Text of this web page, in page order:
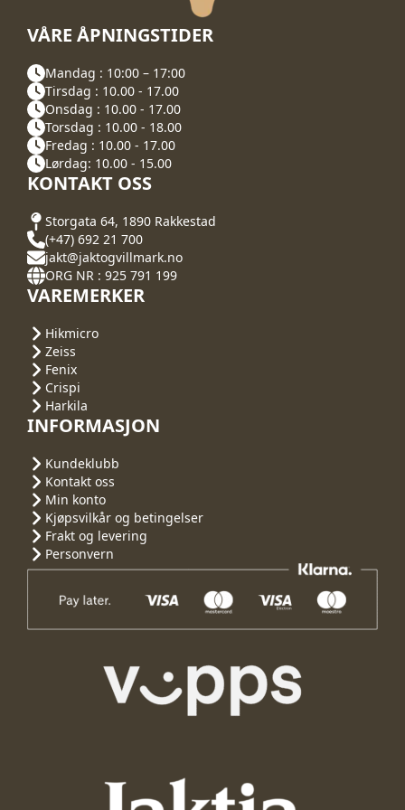
VÅRE ÅPNINGSTIDER
Mandag : 10:00 – 17:00
Tirsdag : 10.00 - 17.00
Onsdag : 10.00 - 17.00
Torsdag : 10.00 - 18.00
Fredag : 10.00 - 17.00
Lørdag: 10.00 - 15.00
KONTAKT OSS
Storgata 64, 1890 Rakkestad
(+47) 692 21 700
jakt@jaktogvillmark.no
ORG NR : 925 791 199
VAREMERKER
Hikmicro
Zeiss
Fenix
Crispi
Harkila
INFORMASJON
Kundeklubb
Kontakt oss
Min konto
Kjøpsvilkår og betingelser
Frakt og levering
Personvern